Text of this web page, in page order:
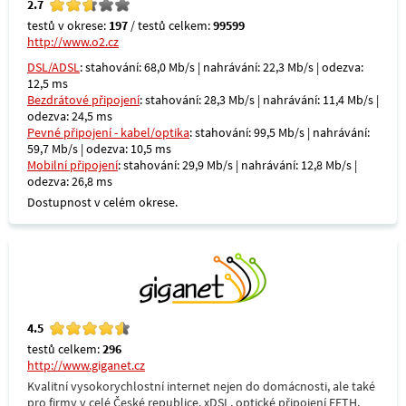
2.7
testů v okrese: 197 / testů celkem:99599
http://www.o2.cz
DSL/ADSL: stahování: 68,0 Mb/s | nahrávání: 22,3 Mb/s | odezva:
12,5 ms
Bezdrátové připojení: stahování: 28,3 Mb/s | nahrávání: 11,4 Mb/s |
odezva: 24,5 ms
Pevné připojení - kabel/optika: stahování: 99,5 Mb/s | nahrávání:
59,7 Mb/s | odezva: 10,5 ms
Mobilní připojení: stahování: 29,9 Mb/s | nahrávání: 12,8 Mb/s |
odezva: 26,8 ms
Dostupnost v celém okrese.
4.5
testů celkem:296
http://www.giganet.cz
Kvalitní vysokorychlostní internet nejen do domácnosti, ale také
pro firmy v celé České republice. xDSL, optické připojení FFTH,